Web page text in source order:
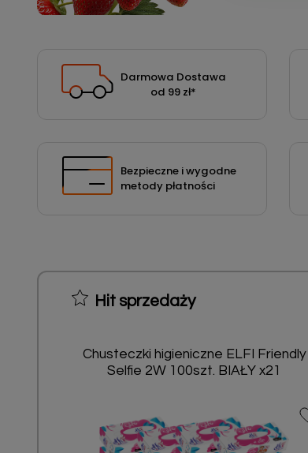
Podłoża
Środki ochrony roślin dla profesjonalistów
Darmowa Dostawa
od 99 zł*
Bezpieczne i wygodne
metody płatności
Hit sprzedaży
Chusteczki higieniczne ELFI Friendly
Selfie 2W 100szt. BIAŁY x21